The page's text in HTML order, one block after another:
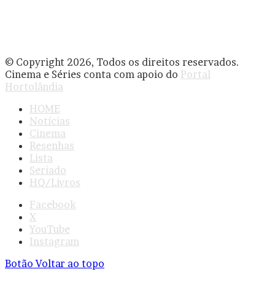
© Copyright 2026, Todos os direitos reservados.
Cinema e Séries conta com apoio do Portal
Hortolândia
HOME
Notícias
Cinema
Resenhas
Lista
Seriado
HQ/Livros
Facebook
X
YouTube
Instagram
Botão Voltar ao topo